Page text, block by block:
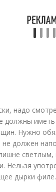
надо
должны иметь
Нужно
должен
светлым,
Нельзя
дырки филе.